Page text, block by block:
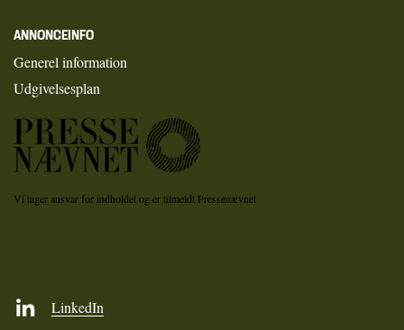
ANNONCEINFO
Generel information
Udgivelsesplan
Vi tager ansvar for indholdet og er tilmeldt Pressenævnet
LinkedIn